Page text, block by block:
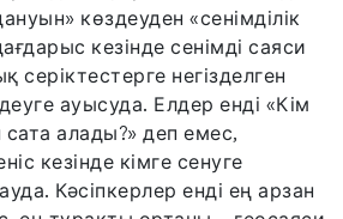
көздеуден «сенімділік
кезінде сенімді саяси
серіктестерге негізделген
ауысуда. Елдер енді «Кім
алады?» деп емес,
кезінде кімге сенуге
Кәсіпкерлер енді ең арзан